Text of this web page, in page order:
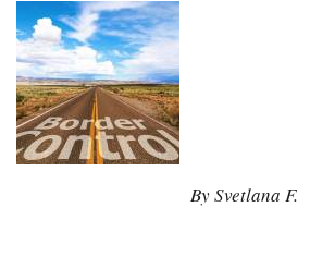
By Svetlana F.